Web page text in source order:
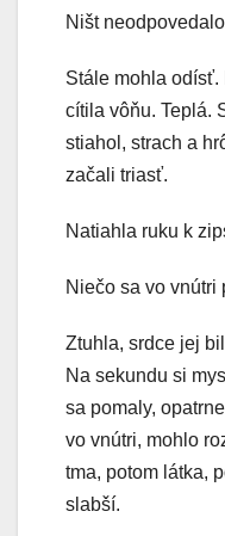
Ništ
Stále mohla odísť.
cítila vôňu. Teplá.
stiahol, strach a
začali triasť.
Natiahla ruku k
Niečo sa vo vnútri
Ztuhla, srdce jej
Na sekundu si
sa pomaly,
vo vnútri, mohlo
tma, potom látka,
slabší.